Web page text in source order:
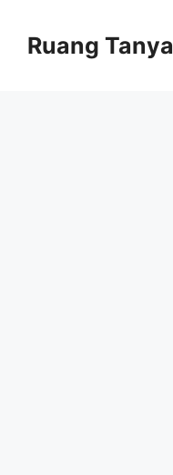
contentRuang Tanya